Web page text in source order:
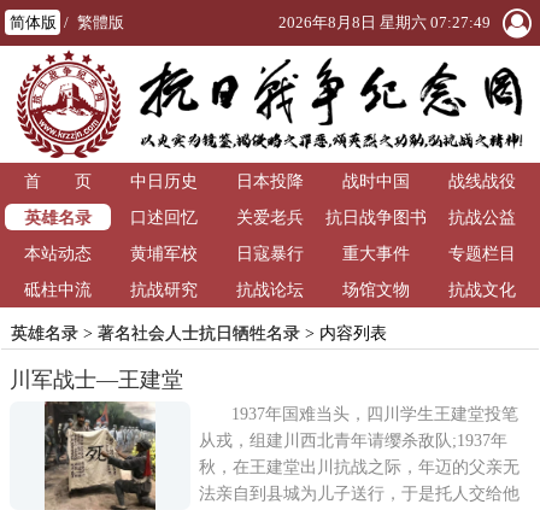
简体版 / 繁體版 2026年8月8日 星期六 07:27:49
首 页 中日历史 日本投降 战时中国
战线战役
英雄名录
口述回忆 关爱老兵
抗日战争图书
馆
抗战公益
本站动态
黄埔军校 日寇暴行 重大事件
专题栏目
砥柱中流
抗战研究 抗战论坛 场馆文物 抗战文化
英雄名录> 著名社会人士抗日牺牲名录> 内容列表
川军战士—王建堂
1937年国难当头，四川学生王建堂投笔
从戎，组建川西北青年请缨杀敌队;1937年
秋，在王建堂出川抗战之际，年迈的父亲无
法亲自到县城为儿子送行，于是托人交给他